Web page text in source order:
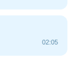
02:05